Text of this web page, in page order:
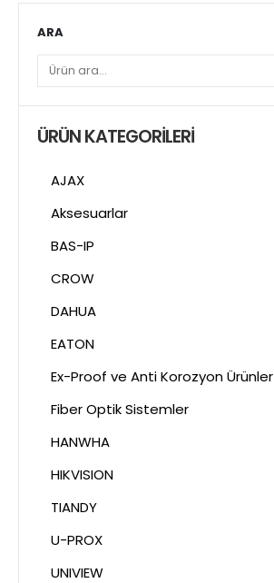
ARA
ÜRÜN KATEGORILERI
AJAX
Aksesuarlar
BAS-IP
CROW
DAHUA
EATON
Ex-Proof ve Anti Korozyon Ürünler
Fiber Optik Sistemler
HANWHA
HIKVISION
TIANDY
U-PROX
UNIVIEW